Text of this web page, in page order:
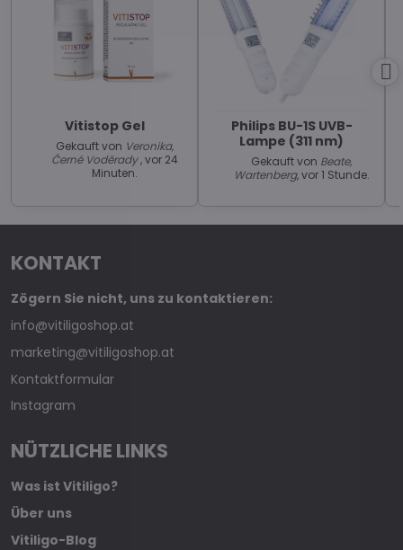
Vitistop Gel
Gekauft von Veronika,
Černé Voděrady, vor 24
Minuten.
Philips BU-1S UVB-
Lampe (311 nm)
Gekauft von Beate,
Wartenberg, vor 1 Stunde.
KONTAKT
Zögern Sie nicht, uns zu kontaktieren:
info@vitiligoshop.at
marketing@vitiligoshop.at
Kontaktformular
Instagram
NÜTZLICHE LINKS
Was ist Vitiligo?
Über uns
Vitiligo-Blog